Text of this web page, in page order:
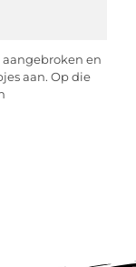
en
aan. Op die